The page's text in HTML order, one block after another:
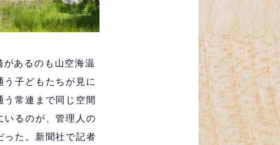
あるのも山空海温
う子どもたちが見に
常連まで同じ空間
いるのが、管理人の
った。新聞社で記者